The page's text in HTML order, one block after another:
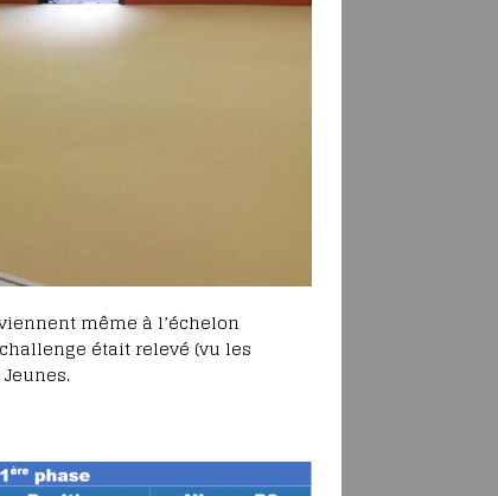
même à l’échelon
était relevé (vu les